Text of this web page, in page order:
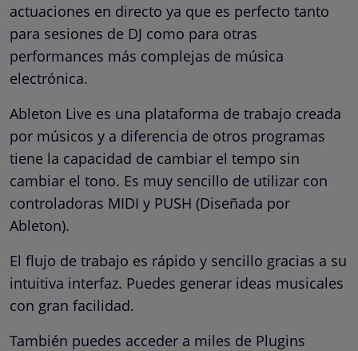
actuaciones en directo ya que es perfecto tanto
para sesiones de DJ como para otras
performances más complejas de música
electrónica.
Ableton Live es una plataforma de trabajo creada
por músicos y a diferencia de otros programas
tiene la capacidad de cambiar el tempo sin
cambiar el tono. Es muy sencillo de utilizar con
controladoras MIDI y PUSH (Diseñada por
Ableton).
El flujo de trabajo es rápido y sencillo gracias a su
intuitiva interfaz. Puedes generar ideas musicales
con gran facilidad.
También puedes acceder a miles de Plugins